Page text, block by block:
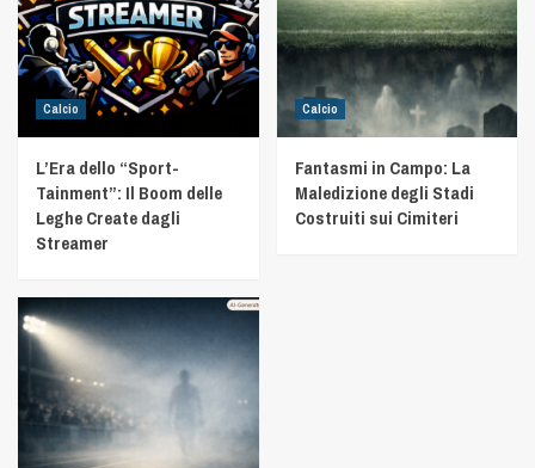
Calcio
L’Era dello “Sport-
Tainment”: Il Boom delle
Leghe Create dagli
Streamer
Calcio
Fantasmi in Campo: La
Maledizione degli Stadi
Costruiti sui Cimiteri